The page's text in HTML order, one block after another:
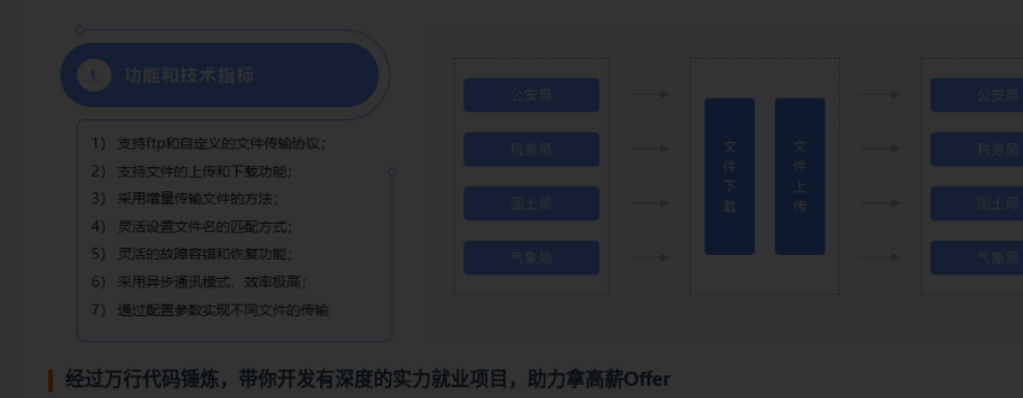
经过万行代码锤炼，带你开发有深度的实力就业项目，助力拿高薪Offer